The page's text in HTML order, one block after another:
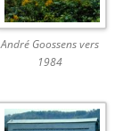
André Goossens vers
1984